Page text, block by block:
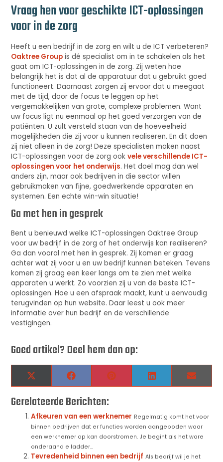
Vraag hen voor geschikte ICT-oplossingen
voor in de zorg
Heeft u een bedrijf in de zorg en wilt u de ICT verbeteren?
Oaktree Group is dé specialist om in te schakelen als het
gaat om ICT-oplossingen in de zorg. Zij weten hoe
belangrijk het is dat al de apparatuur dat u gebruikt goed
functioneert. Daarnaast zorgen zij ervoor dat u meegaat
met de tijd, door de focus te leggen op het
vergemakkelijken van grote, complexe problemen. Want
uw focus ligt nu eenmaal op het goed verzorgen van de
patiënten. U zult versteld staan van de hoeveelheid
mogelijkheden die zij voor u kunnen realiseren. En dit doen
zij niet alleen in de zorg! Deze specialisten maken naast
ICT-oplossingen voor de zorg ookvele verschillende ICT-
oplossingen voor het onderwijs. Het doel mag dan wel
anders zijn, maar ook bedrijven in die sector willen
gebruikmaken van fijne, goedwerkende apparaten en
systemen. Een echte win-win situatie!
Ga met hen in gesprek
Bent u benieuwd welke ICT-oplossingen Oaktree Group
voor uw bedrijf in de zorg of het onderwijs kan realiseren?
Ga dan vooral met hen in gesprek. Zij komen er graag
achter wat zij voor u en uw bedrijf kunnen beteken. Tevens
komen zij graag een keer langs om te zien met welke
apparaten u werkt. Zo voorzien zij u van de beste ICT-
oplossingen. Hoe u een afspraak maakt, kunt u eenvoudig
terugvinden op hun website. Daar leest u ook meer
informatie over hun bedrijf en de verschillende
vestigingen.
Goed artikel? Deel hem dan op:
X
(Twitter)
Facebook Pinterest LinkedIn Email
Gerelateerde Berichten:
Afkeuren van een werknemer Regelmatig komt het voor
binnen bedrijven dat er functies worden aangeboden waar
een werknemer op kan doorstromen. Je begint als het ware
onderaand e ladder...
Tevredenheid binnen een bedrijf Als bedrijf wil je het